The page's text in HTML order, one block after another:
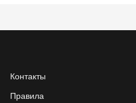
Контакты
Правила